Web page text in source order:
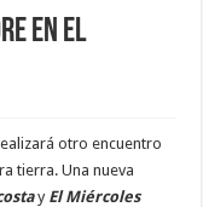
en El
otro encuentro
tierra. Una nueva
y El Miércoles